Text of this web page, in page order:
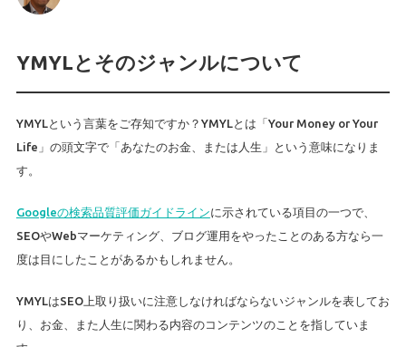
YMYLとそのジャンルについて
YMYLという言葉をご存知ですか？YMYLとは「Your Money or Your
Life」の頭文字で「あなたのお金、または人生」という意味になりま
す。
Googleの検索品質評価ガイドラインに示されている項目の一つで、
SEOやWebマーケティング、ブログ運用をやったことのある方なら一
度は目にしたことがあるかもしれません。
YMYLはSEO上取り扱いに注意しなければならないジャンルを表してお
り、お金、また人生に関わる内容のコンテンツのことを指していま